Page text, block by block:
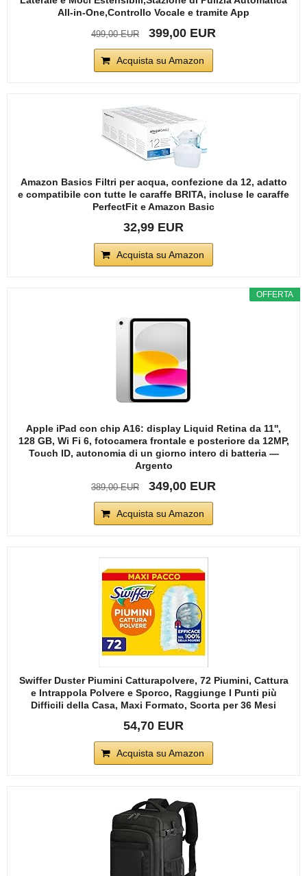
All-in-One,Controllo Vocale e tramite App
499,00 EUR 399,00 EUR
Acquista su Amazon
Amazon Basics Filtri per acqua, confezione da 12, adatto
e compatibile con tutte le caraffe BRITA, incluse le caraffe
PerfectFit e Amazon Basic
32,99 EUR
Acquista su Amazon
OFFERTA
Apple iPad con chip A16: display Liquid Retina da 11'',
128 GB, Wi Fi 6, fotocamera frontale e posteriore da 12MP,
Touch ID, autonomia di un giorno intero di batteria —
Argento
389,00 EUR 349,00 EUR
Acquista su Amazon
Swiffer Duster Piumini Catturapolvere, 72 Piumini, Cattura
e Intrappola Polvere e Sporco, Raggiunge I Punti più
Difficili della Casa, Maxi Formato, Scorta per 36 Mesi
54,70 EUR
Acquista su Amazon